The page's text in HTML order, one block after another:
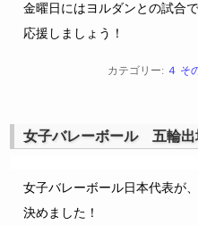
金曜日にはヨルダンとの試合で
応援しましょう！
カテゴリー: ４ そ
女子バレーボール 五輪出
女子バレーボール日本代表が
決めました！